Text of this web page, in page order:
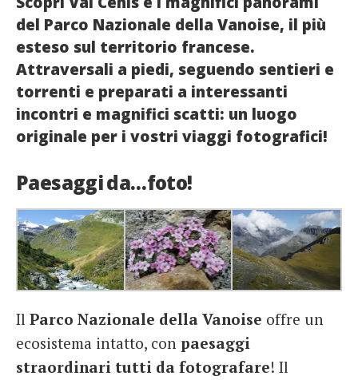
Italiano
del Parco Nazionale della Vanoise, il più
esteso sul territorio francese.
Attraversali a piedi, seguendo sentieri e
torrenti e preparati a interessanti
incontri e magnifici scatti: un luogo
originale per i vostri viaggi fotografici!
Paesaggi da…foto!
Il Parco Nazionale della Vanoise offre un
ecosistema intatto, con paesaggi
straordinari tutti da fotografare! Il